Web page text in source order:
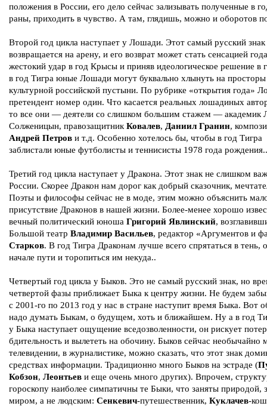
положения в России, его дело сейчас зализывать полученные в
раны, приходить в чувство. А там, глядишь, можно и оборотов
Второй год цикла наступает у Лошади. Этот самый русский знак
возвращается на арену, и его возврат может стать сенсацией
жестокий удар в год Крысы и приняв идеологическое решение в
в год Тигра юные Лошади могут буквально хлынуть на просторы
культурной российской пустыни. По рубрике «открытия года»
претендент номер один. Что касается реальных лошадиных
то все они — деятели со слишком большим стажем — академик
Солженицын, правозащитник Ковалев, Даниил Гранин,
Андрей Петров и т.д. Особенно хотелось бы, чтобы в год Тигра
заблистали юные футболисты и теннисисты 1978 года рождения..
Третий год цикла наступает у Дракона. Этот знак не слишком
России. Скорее Дракон нам дорог как добрый сказочник,
Поэты и философы сейчас не в моде, этим можно объяснить
присутствие Драконов в нашей жизни. Более-менее хорошо
вечный политический юноша Григорий Явлинский,
Большой театр Владимир Васильев, редактор «Аргументов и
Старков. В год Тигра Драконам лучше всего спрятаться в тень,
начале пути и торопиться им некуда..
Четвертый год цикла у Быков. Это не самый русский знак, но
четвертой фазы приближает Быка к центру жизни. Не будем
с 2001-го по 2013 год у нас в стране наступит время Быка. Вот
надо думать Быкам, о будущем, хоть и ближайшем. Ну а в год
у Быка наступает ощущение вседозволенности, он рискует
бдительность и вылететь на обочину. Быков сейчас необычайно
телевидении, в журналистике, можно сказать, что этот знак
средствах информации. Традиционно много Быков на эстраде (
Кобзон, Леонтьев и еще очень много других). Впрочем,
гороскопу наиболее симпатичны те Быки, что заняты природой,
миром, а не людским: Сенкевич-путешественник, Куклачев-